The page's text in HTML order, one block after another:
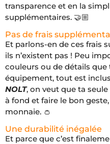
transparence et en la
supplémentaires. 🤝🏼
Pas de frais
Et parlons-en de ces frais
ils n’existent pas ! Peu
couleurs ou de détails
équipement, tout est
NOLT, on veut que ta
à fond et faire le bon
monnaie. 👛
Une durabilité inégalée
Et parce que c’est